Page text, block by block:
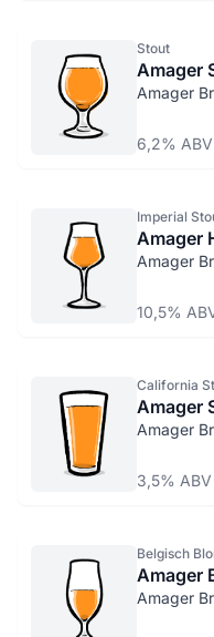
Stout
Amager
Amager
6,2% ABV
Imperial
Amager
Amager
10,5%
California
Amager
Amager
3,5% ABV
Belgisch
Amager
Amager